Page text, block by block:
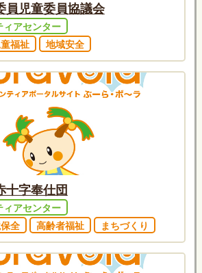
員児童委員協議会
ィアセンター
福祉 地域安全
十字奉仕団
ィアセンター
全 高齢者福祉 まちづくり